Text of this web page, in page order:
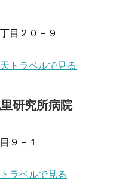
目２０－９
トラベルで見る
研究所病院
９－１
ラベルで見る